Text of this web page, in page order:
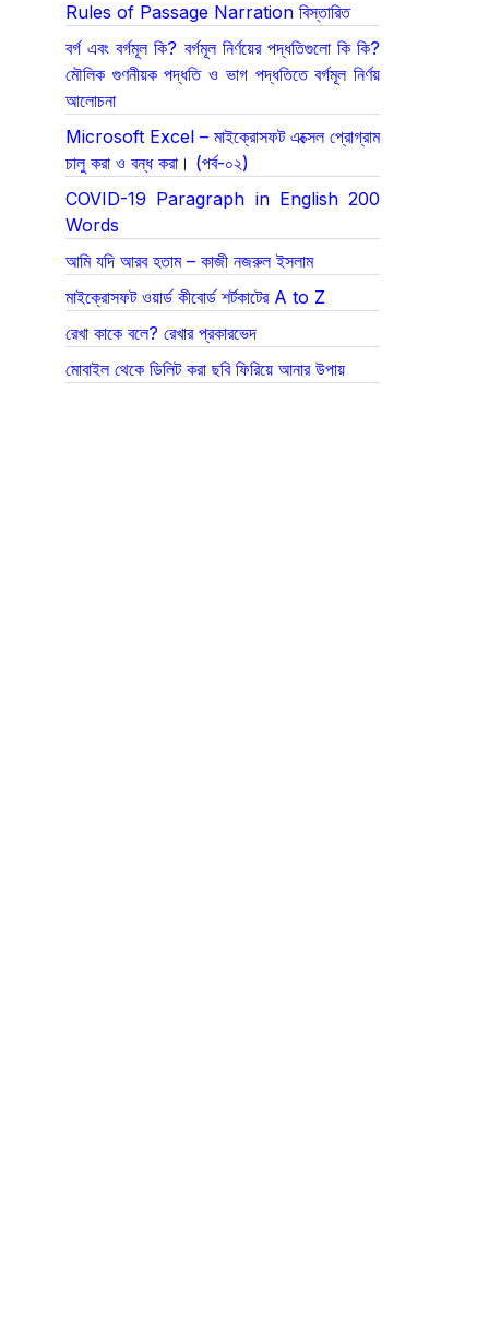
Rules of Passage Narration বিস্তারিত
বর্গ এবং বর্গমূল কি? বর্গমূল নির্ণয়ের পদ্ধতিগুলো কি কি?
মৌলিক গুণনীয়ক পদ্ধতি ও ভাগ পদ্ধতিতে বর্গমূল নির্ণয়
আলোচনা
Microsoft Excel – মাইক্রোসফট এক্সেল প্রোগ্রাম
চালু করা ও বন্ধ করা। (পর্ব-০২)
COVID-19 Paragraph in English 200
Words
আমি যদি আরব হতাম – কাজী নজরুল ইসলাম
মাইক্রোসফট ওয়ার্ড কীবোর্ড শর্টকাটের A to Z
রেখা কাকে বলে? রেখার প্রকারভেদ
মোবাইল থেকে ডিলিট করা ছবি ফিরিয়ে আনার উপায়